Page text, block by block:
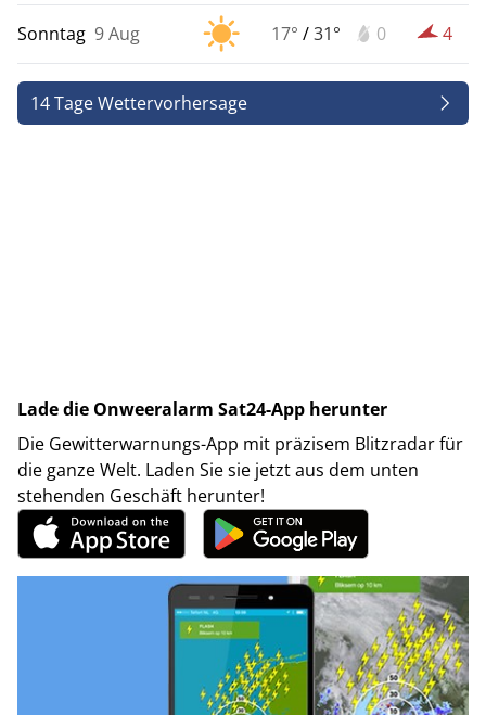
Sonntag 9 Aug 17° /31° 0 4
14 Tage Wettervorhersage
Lade die Onweeralarm Sat24-App herunter
Die Gewitterwarnungs-App mit präzisem Blitzradar für
die ganze Welt. Laden Sie sie jetzt aus dem unten
stehenden Geschäft herunter!